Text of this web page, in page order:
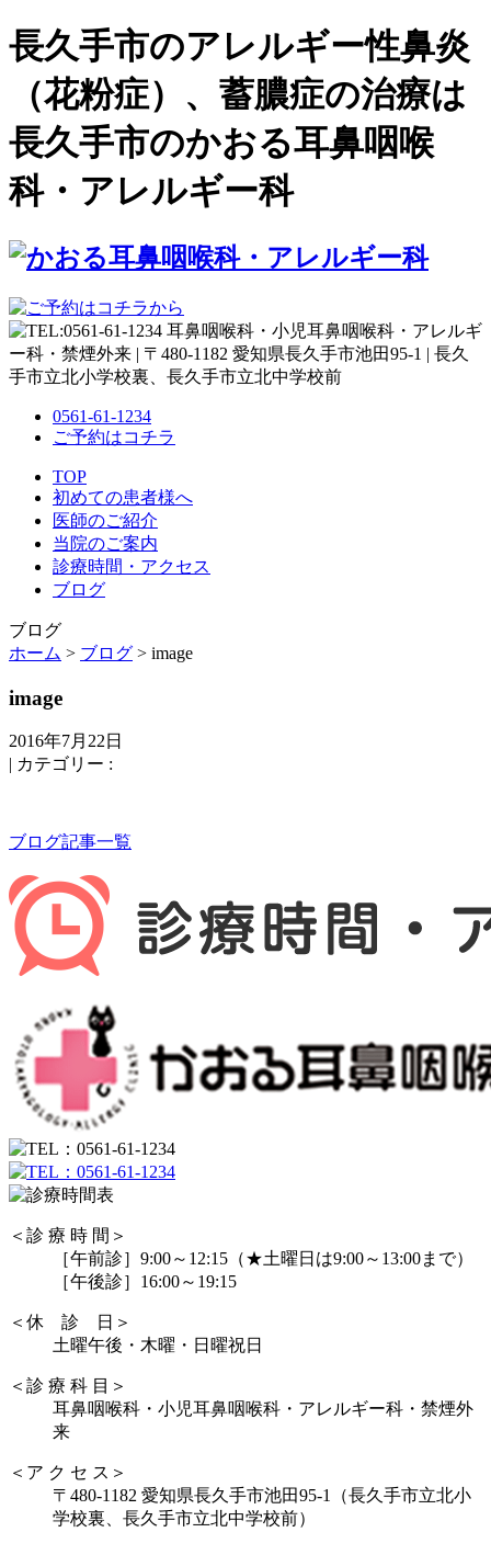
長久手市のアレルギー性鼻炎
（花粉症）、蓄膿症の治療は
長久手市のかおる耳鼻咽喉
科・アレルギー科
0561-61-1234
ご予約はコチラ
TOP
初めての患者様へ
医師のご紹介
当院のご案内
診療時間・アクセス
ブログ
ブログ
ホーム > ブログ > image
image
2016年7月22日
| カテゴリー :
ブログ記事一覧
＜診 療 時 間＞
［午前診］9:00～12:15（★土曜日は9:00～13:00まで）
［午後診］16:00～19:15
＜休 診 日＞
土曜午後・木曜・日曜祝日
＜診 療 科 目＞
耳鼻咽喉科・小児耳鼻咽喉科・アレルギー科・禁煙外
来
＜ア ク セ ス＞
〒480-1182 愛知県長久手市池田95-1（長久手市立北小
学校裏、長久手市立北中学校前）